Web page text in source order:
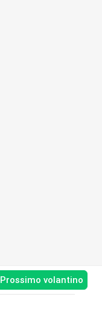
Prossimo volantino